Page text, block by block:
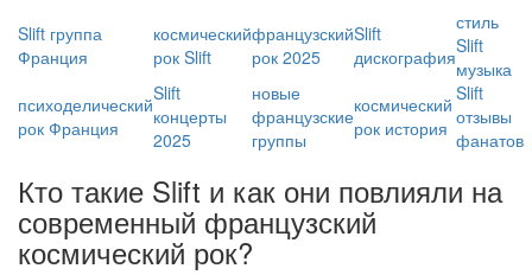
Slift группа
Франция
космический
рок Slift
французский
рок 2025
Slift
дискография
стиль
Slift
музыка
психоделический
рок Франция
Slift
концерты
2025
новые
французские
группы
космический
рок история
Slift
отзывы
фанатов
Кто такие Slift и как они повлияли на
современный французский
космический рок?